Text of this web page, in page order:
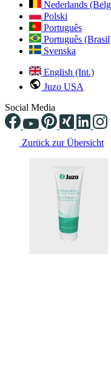
Nederlands
Polski
Português
Português
Svenska
English (Int.)
Juzo USA
Social Media
Zurück zur Übersicht